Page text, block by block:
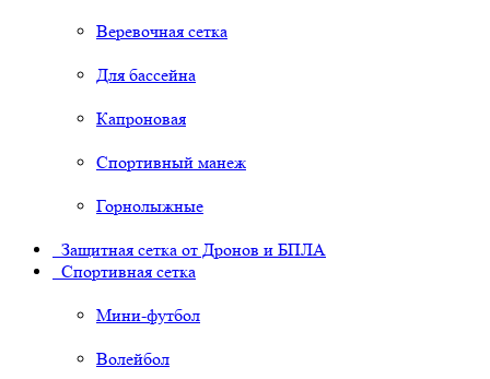
Веревочная сетка
Для бассейна
Капроновая
Спортивный манеж
Горнолыжные
Защитная сетка от Дронов и БПЛА
Спортивная сетка
Мини-футбол
Волейбол